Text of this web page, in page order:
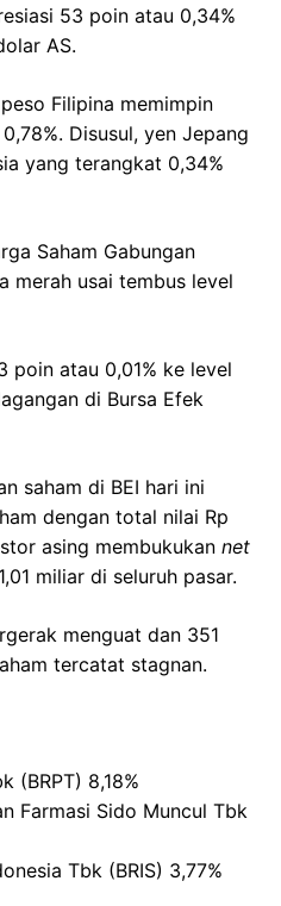
53 poin atau 0,34%
AS.
Filipina memimpin
Disusul, yen Jepang
yang terangkat 0,34%
Saham Gabungan
merah usai tembus level
poin atau 0,01% ke level
di Bursa Efek
saham di BEI hari ini
dengan total nilai Rp
asing membukukan net
miliar di seluruh pasar.
menguat dan 351
tercatat stagnan.
(BRPT) 8,18%
Farmasi Sido Muncul Tbk
Tbk (BRIS) 3,77%